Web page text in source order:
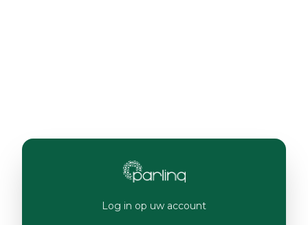
Log in op uw account